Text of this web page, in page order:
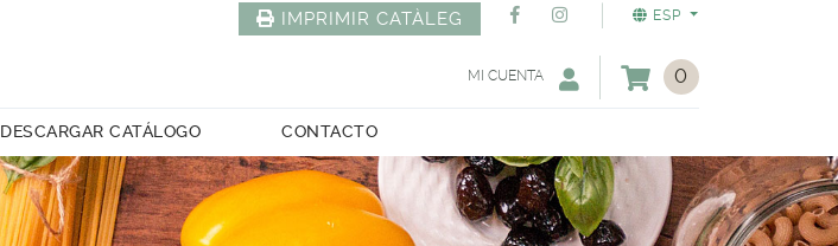
ESP
IMPRIMIR CATÀLEG
0
MI CUENTA
DESCARGAR CATÁLOGO CONTACTO